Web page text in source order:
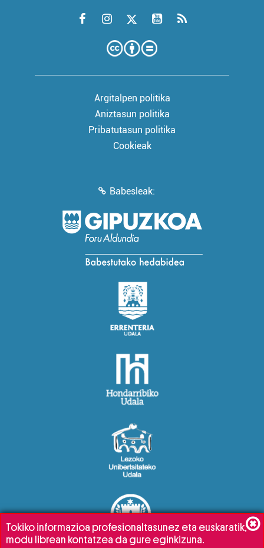
Argitalpen politika
Aniztasun politika
Pribatutasun politika
Cookieak
Babesleak:
Tokiko informazioa profesionaltasunez eta euskaratik,
modu librean kontatzea da gure eginkizuna.